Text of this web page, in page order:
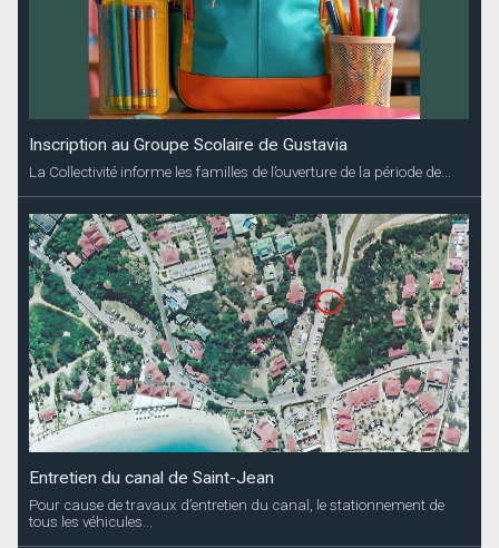
Inscription au Groupe Scolaire de Gustavia
La Collectivité informe les familles de l’ouverture de la période de...
Entretien du canal de Saint-Jean
Pour cause de travaux d’entretien du canal, le stationnement de
tous les véhicules...